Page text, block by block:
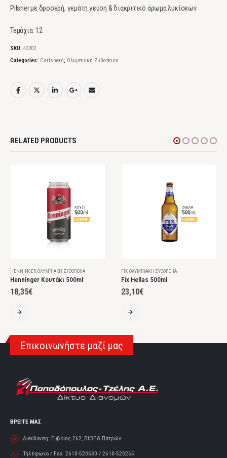
Pilsner με δροσερή, γεμάτη γεύση & διακριτικό άρωμα λυκίσκων
Τεμάχια: 12
SKU: 43202
Categories: Carlsberg, Ολυμπιακή Ζυθοποιία
RELATED PRODUCTS
HENNINGER,ΟΛΥΜΠΙΑΚΉ ΖΥΘΟΠΟΙΊΑ
Henninger Κουτάκι 500ml
18,35€
FIX,ΟΛΥΜΠΙΑΚΉ ΖΥΘΟΠΟΙΊΑ
Fix Hellas 500ml
23,10€
Επικοινωνήστε μαζί μας
ΒΡΕΙΤΕ ΜΑΣ
Διεύθυνση: Ευβοίας 262, ΒΙΟΠΑ Πατρών
Τηλέφωνο / Fax: 2610-520630 / 2610-520265